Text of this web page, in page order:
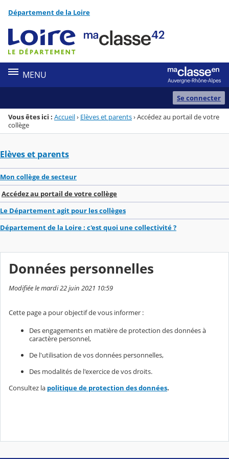
Menu de la rubrique
Contenu
Département de la Loire
MENU
Se connecter
Vous êtes ici : Accueil› Elèves et parents›Accédez au portail de votre
collège
Elèves et parents
Mon collège de secteur
Accédez au portail de votre collège
Le Département agit pour les collèges
Département de la Loire : c'est quoi une collectivité ?
Données personnelles
Modifiée le mardi 22 juin 2021 10:59
Cette page a pour objectif de vous informer :
Des engagements en matière de protection des données à
caractère personnel,
De l'utilisation de vos données personnelles,
Des modalités de l'exercice de vos droits.
Consultez la politique de protection des données.